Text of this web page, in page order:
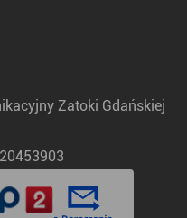
Zatoki Gdańskiej